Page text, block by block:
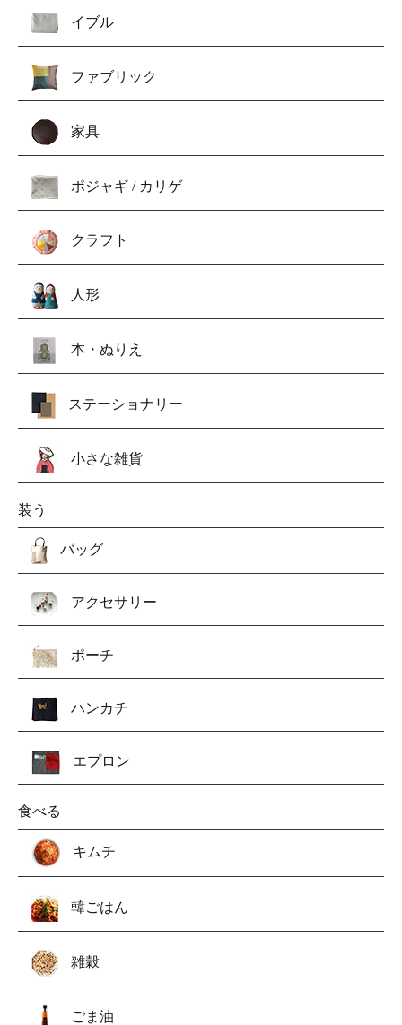
イブル
ファブリック
家具
ポジャギ / カリゲ
クラフト
人形
本・ぬりえ
ステーショナリー
小さな雑貨
装う
バッグ
アクセサリー
ポーチ
ハンカチ
エプロン
食べる
キムチ
韓ごはん
雑穀
ごま油